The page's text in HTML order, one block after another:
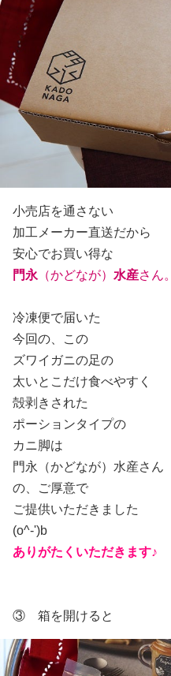
小売店を通さない
加工メーカー直送だから
安心でお買い得な
門永 （かどなが） 水産さん。
冷凍便で届いた
今回の、この
ズワイガニの足の
太いとこだけ食べやすく
殻剥きされた
ポーションタイプの
カニ脚は
門永（かどなが）水産さん
の、ご厚意で
ご提供いただきました
(o^-')b
ありがたくいただきます♪
③ 箱を開けると